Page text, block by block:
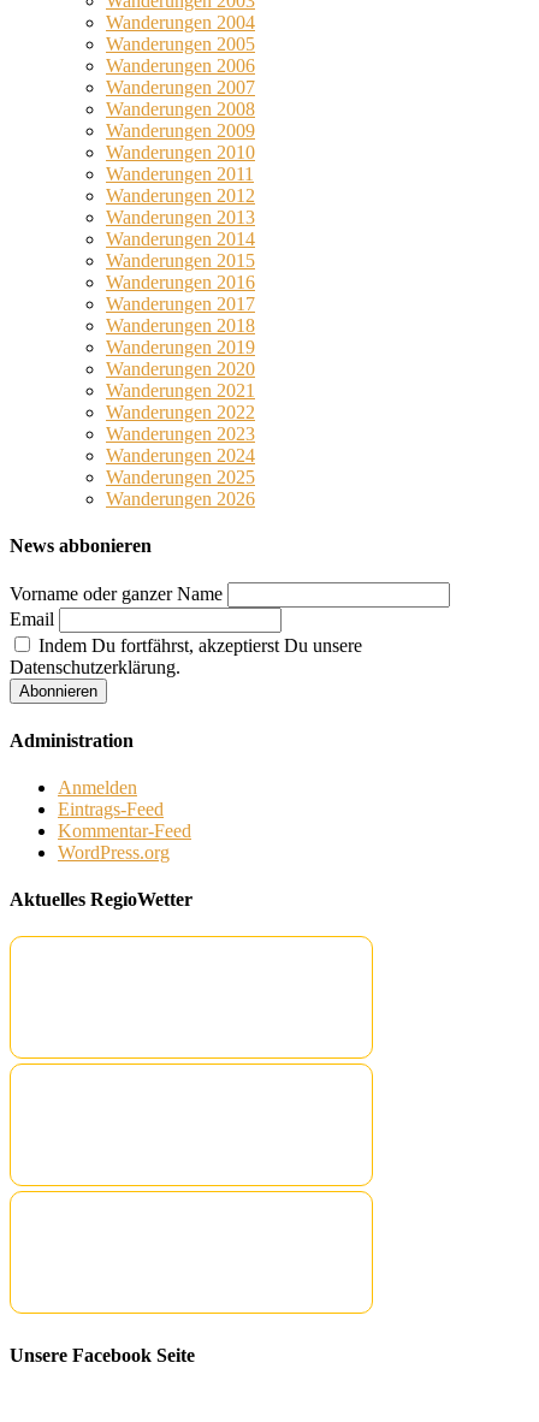
Wanderungen 2004
Wanderungen 2005
Wanderungen 2006
Wanderungen 2007
Wanderungen 2008
Wanderungen 2009
Wanderungen 2010
Wanderungen 2011
Wanderungen 2012
Wanderungen 2013
Wanderungen 2014
Wanderungen 2015
Wanderungen 2016
Wanderungen 2017
Wanderungen 2018
Wanderungen 2019
Wanderungen 2020
Wanderungen 2021
Wanderungen 2022
Wanderungen 2023
Wanderungen 2024
Wanderungen 2025
Wanderungen 2026
News abbonieren
Vorname oder ganzer Name
Email
Indem Du fortfährst, akzeptierst Du unsere
Datenschutzerklärung.
Administration
Anmelden
Eintrags-Feed
Kommentar-Feed
WordPress.org
Aktuelles RegioWetter
Unsere Facebook Seite